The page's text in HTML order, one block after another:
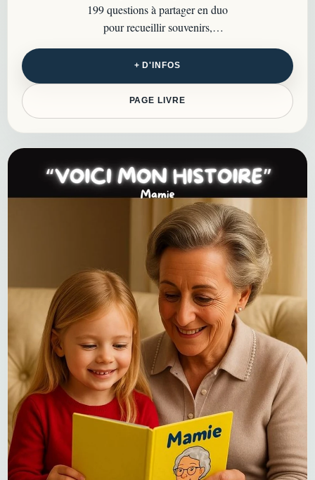
199 questions à partager en duo
pour recueillir souvenirs,
précieux à transmettre…
+ D'INFOS
PAGE LIVRE